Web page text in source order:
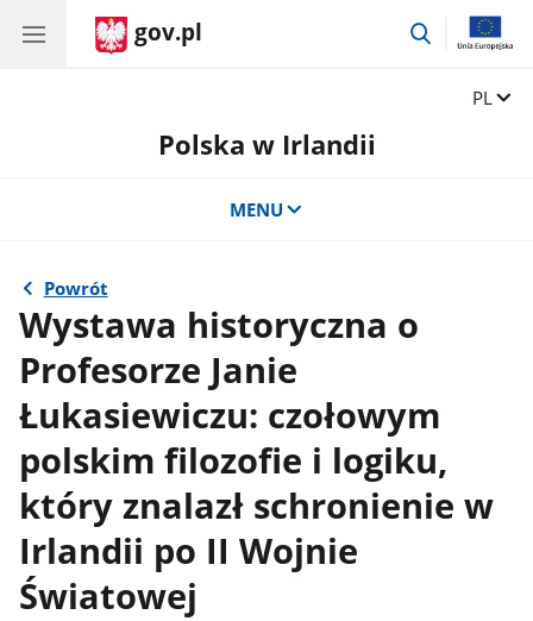
gov.pl
przejdź
Zmień
PL
Polska w Irlandii
MENU
Powrót
Wystawa historyczna o
Profesorze Janie
Łukasiewiczu: czołowym
polskim filozofie i logiku,
który znalazł schronienie w
Irlandii po II Wojnie
Światowej